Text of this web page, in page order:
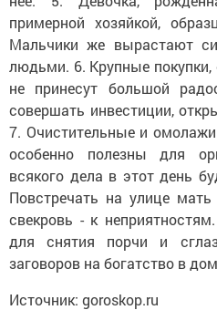
примерной хозяйкой,
Мальчики же вырастают
людьми. 6. Крупные
не принесут большой
совершать инвестиции,
7. Очистительные и
особенно полезны для
всякого дела в этот день
Повстречать на улице
свекровь - к
для снятия порчи и
заговоров на богатство в
Источник: goroskop.ru